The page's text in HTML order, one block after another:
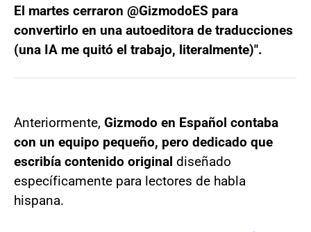
El martes cerraron @GizmodoES para
convertirlo en una autoeditora de traducciones
(una IA me quitó el trabajo, literalmente)".
Anteriormente, Gizmodo en Español contaba
con un equipo pequeño, pero dedicado que
escribía contenido original diseñado
específicamente para lectores de habla
hispana.